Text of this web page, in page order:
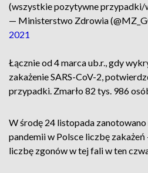
(wszystkie pozytywne przypadki/
— Ministerstwo Zdrowia
2021
Łącznie od 4 marca ub.r., gdy
zakażenie SARS-CoV-2,
przypadki. Zmarło 82 tys. 986
W środę 24 listopada
pandemii w Polsce liczbę zakażeń
liczbę zgonów w tej fali w ten